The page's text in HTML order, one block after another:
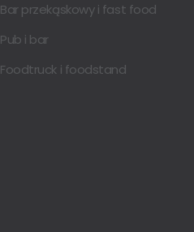
Bar przekąskowy i fast food
Pub i bar
Foodtruck i foodstand